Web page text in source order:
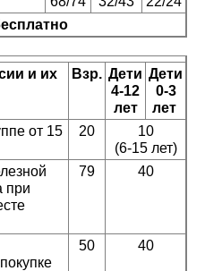
и их
Взр. Дети
4-12
лет
Дети
0-3
лет
от 15
20
10
(6-15 лет)
при
79 40
50 40